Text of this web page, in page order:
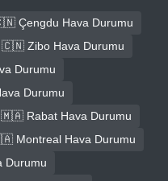
Çengdu Hava Durumu
🇨🇳 Zibo Hava Durumu
Durumu
Durumu
🇲🇦 Rabat Hava Durumu
Montreal Hava Durumu